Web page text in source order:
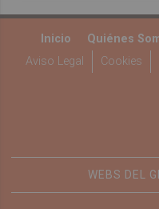
Inicio Quiénes
Aviso Legal
Cookies
WEBS DEL